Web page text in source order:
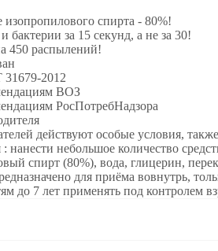
изопропилового спирта - 80%!
бактерии за 15 секунд, а не за 30!
450 распылений!
31679-2012
ВОЗ
РосПотребНадзора
действуют особые условия,
небольшое количество
спирт (80%), вода, глицерин,
для приёма вовнутрь,
до 7 лет применять под контролем